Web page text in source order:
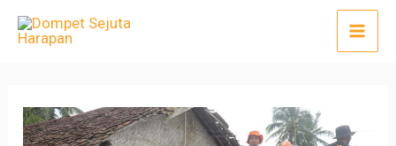
Lewati
Main
Post
navigation